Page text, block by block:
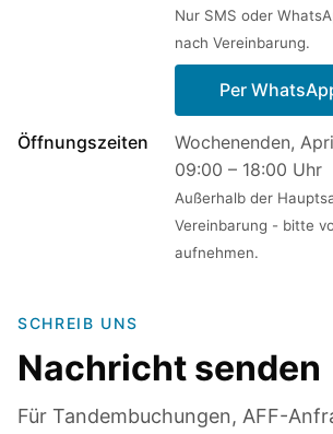
Nur SMS oder
nach Vereinbarung.
Per
Öffnungszeiten
Wochenenden,
09:00 – 18:00 Uhr
Außerhalb der
Vereinbarung - bitte
aufnehmen.
SCHREIB UNS
Nachricht senden
Für Tandembuchungen, AFF-